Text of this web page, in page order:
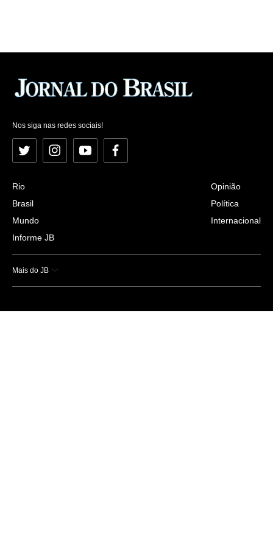
Nos siga nas redes sociais!
Twitter InstagramYouTubeFacebook
Rio
Brasil
Mundo
Informe JB
Opinião
Política
Internacional
Mais do JB
Esportes